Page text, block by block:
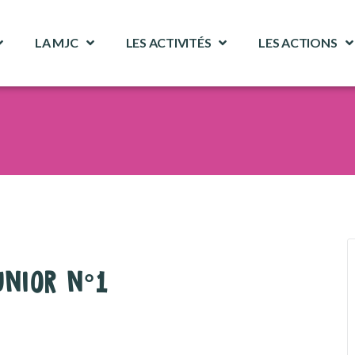
LA MJC LES ACTIVITÉS LES ACTIONS
N°1